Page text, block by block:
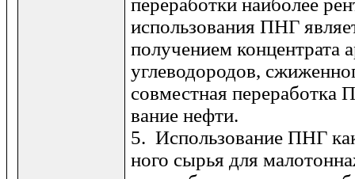
переработки наиболее
использования ПНГ
получением концентрата
углеводородов,
совместная
вание нефти.
5. Использование ПНГ
ного сырья для